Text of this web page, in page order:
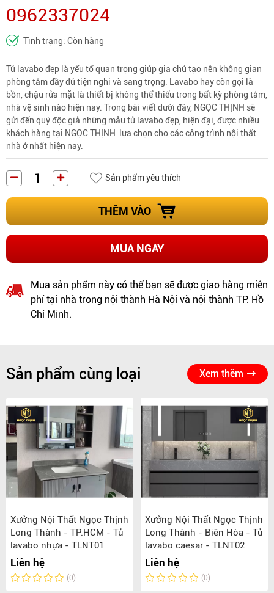
0962337024
Tình trạng: Còn hàng
Tủ lavabo đẹp là yếu tố quan trọng giúp gia chủ tạo nên không gian
phòng tắm đầy đủ tiện nghi và sang trọng. Lavabo hay còn gọi là
bồn, chậu rửa mặt là thiết bị không thể thiếu trong bất kỳ phòng tắm,
nhà vệ sinh nào hiện nay. Trong bài viết dưới đây, NGỌC THỊNH sẽ
gửi đến quý độc giả những mẫu tủ lavabo đẹp, hiện đại, được nhiều
khách hàng tại NGỌC THỊNH lựa chọn cho các công trình nội thất
nhà ở nhất hiện nay.
Sản phẩm yêu thích
THÊM VÀO
MUA NGAY
Mua sản phẩm này có thể bạn sẽ được giao hàng miễn
phí tại nhà trong nội thành Hà Nội và nội thành TP. Hồ
Chí Minh.
Sản phẩm cùng loại Xem thêm
Xưởng Nội Thất Ngọc Thịnh
Long Thành - TP.HCM - Tủ
lavabo nhựa - TLNT01
Liên hệ
(0)
Xưởng Nội Thất Ngọc Thịnh
Long Thành - Biên Hòa - Tủ
lavabo caesar - TLNT02
Liên hệ
(0)